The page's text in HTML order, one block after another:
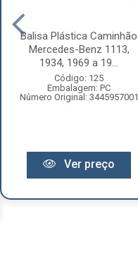
Balisa Plástica Caminhão
Mercedes-Benz 1113,
1934, 1969 a 19...
Código: 125
Embalagem: PC
Número Original: 3445957001
Ver preço